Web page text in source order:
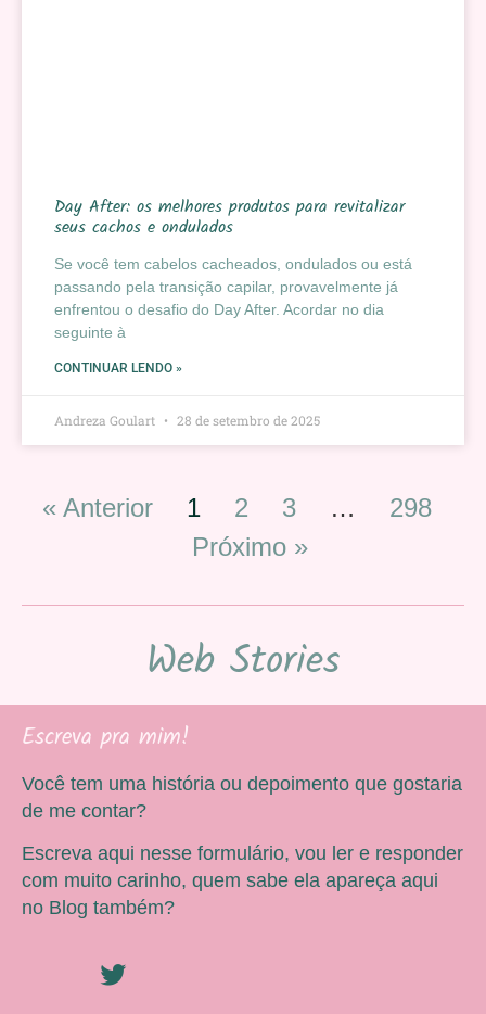
Day After: os melhores produtos para revitalizar
seus cachos e ondulados
Se você tem cabelos cacheados, ondulados ou está
passando pela transição capilar, provavelmente já
enfrentou o desafio do Day After. Acordar no dia
seguinte à
CONTINUAR LENDO »
Andreza Goulart 28 de setembro de 2025
« Anterior 1 2 3 …
298
Próximo »
Web Stories
Escreva pra mim!
Você tem uma história ou depoimento que gostaria
de me contar?
Escreva aqui nesse formulário, vou ler e responder
com muito carinho, quem sabe ela apareça aqui
no Blog também?